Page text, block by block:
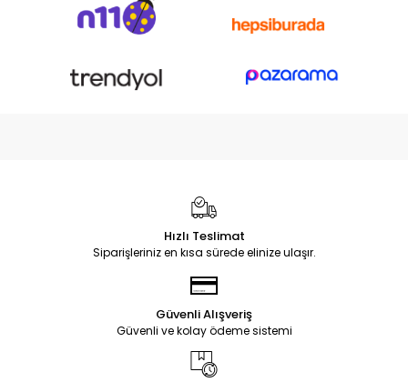
Hızlı Teslimat
Siparişleriniz en kısa sürede elinize ulaşır.
Güvenli Alışveriş
Güvenli ve kolay ödeme sistemi